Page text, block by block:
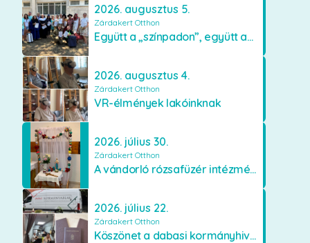
2026. augusztus 5.
Zárdakert Otthon
Együtt a „színpadon”, együtt az élményekért 🎭✨
2026. augusztus 4.
Zárdakert Otthon
VR-élmények lakóinknak
2026. július 30.
Zárdakert Otthon
A vándorló rózsafüzér intézményünkben
2026. július 22.
Zárdakert Otthon
Köszönet a dabasi kormányhivatal munkatársainak